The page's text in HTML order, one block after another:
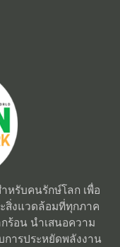
หรับคนรักษ์โลก เพื่อ
สิ่งแวดล้อมที่ทุกภาค
ร้อน นำเสนอความ
การประหยัดพลังงาน